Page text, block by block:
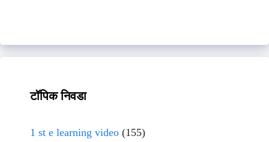
टॉपिक निवडा
1 st e learning video (155)